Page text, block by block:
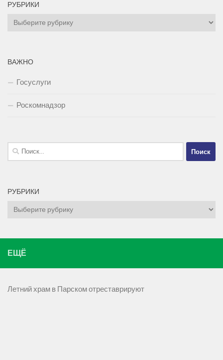
РУБРИКИ
Рубрики
ВАЖНО
Госуслуги
Роскомнадзор
Найти:
РУБРИКИ
Рубрики
ЕЩЁ
Летний храм в Парском отреставрируют